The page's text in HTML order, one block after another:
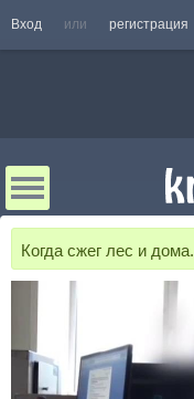
Вход или регистрация
Когда сжег лес и дома.